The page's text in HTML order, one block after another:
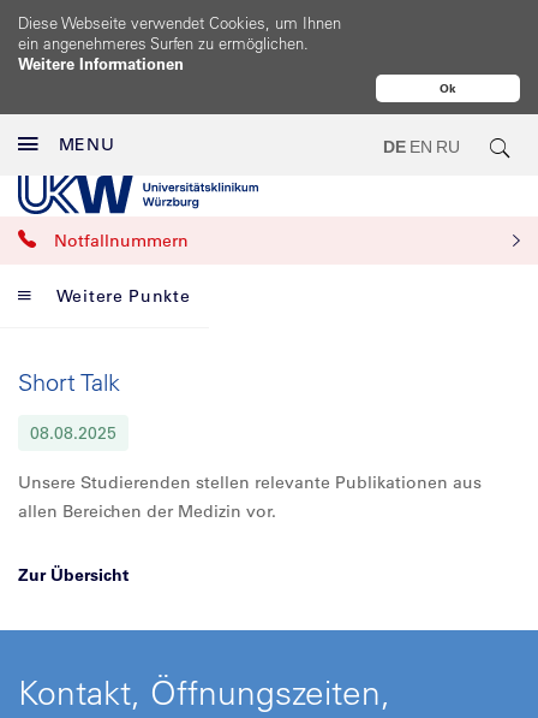
Ok
Diese Webseite verwendet Cookies, um Ihnen
ein angenehmeres Surfen zu ermöglichen.
Weitere Informationen
MENU DE EN RU
Notfallnummern
Weitere Punkte
Short Talk
08.08.2025
Unsere Studierenden stellen relevante Publikationen aus
allen Bereichen der Medizin vor.
Zur Übersicht
Kontakt, Öffnungszeiten,